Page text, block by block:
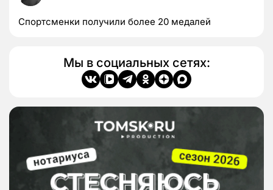
Спортсменки получили более 20 медалей
Мы в социальных сетях: